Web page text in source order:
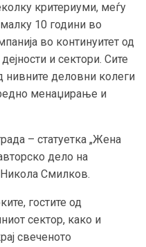
критериуми, меѓу
10 години во
во континуитет од
и сектори. Сите
нивните деловни колеги
менаџирање и
– статуетка „Жена
дело на
Смилков.
гостите од
сектор, како и
свеченото